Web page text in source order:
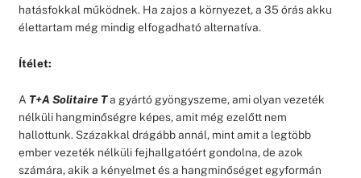
hatásfokkal működnek. Ha zajos a környezet, a 35 órás akku
élettartam még mindig elfogadható alternatíva.
Ítélet:
A T+A Solitaire Ta gyártó gyöngyszeme, ami olyan vezeték
nélküli hangminőségre képes, amit még ezelőtt nem
hallottunk. Százakkal drágább annál, mint amit a legtöbb
ember vezeték nélküli fejhallgatóért gondolna, de azok
számára, akik a kényelmet és a hangminőséget egyformán